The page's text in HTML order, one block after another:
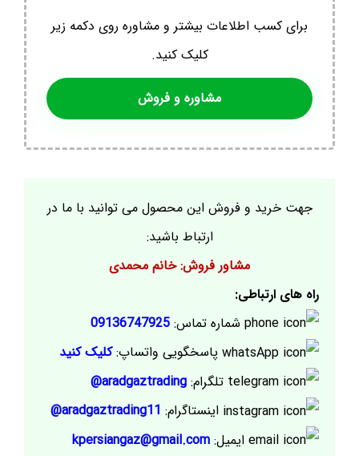
برای کسب اطلاعات بیشتر و مشاوره روی دکمه زیر
کلیک کنید.
مشاوره و فروش
جهت خرید و فروش این محصول می توانید با ما در
ارتباط باشید:
مشاور فروش: خانم محمدی
راه های ارتباطی:
شماره تماس: 09136747925
پاسخگویی واتساپ:کلیک کنید
تلگرام: aradgaztrading@
اینستاگرام: aradgaztrading11@
ایمیل: kpersiangaz@gmail.com